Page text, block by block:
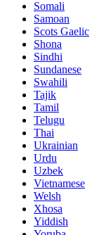
Somali
Samoan
Scots Gaelic
Shona
Sindhi
Sundanese
Swahili
Tajik
Tamil
Telugu
Thai
Ukrainian
Urdu
Uzbek
Vietnamese
Welsh
Xhosa
Yiddish